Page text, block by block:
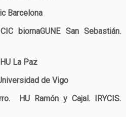
Barcelona
biomaGUNE San Sebastián.
La Paz
de Vigo
HU Ramón y Cajal. IRYCIS.